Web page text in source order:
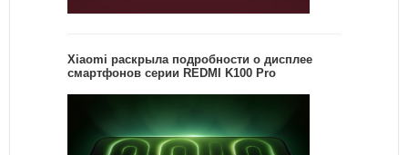
Xiaomi раскрыла подробности о дисплее
смартфонов серии REDMI K100 Pro